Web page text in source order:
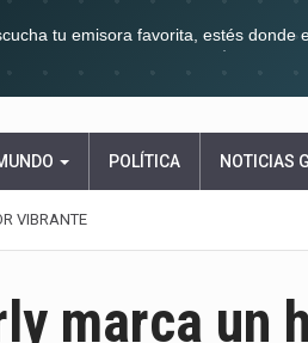
tu emisora favorita, estés donde
POLÍTICA NOTICIAS
VIBRANTE
marca un